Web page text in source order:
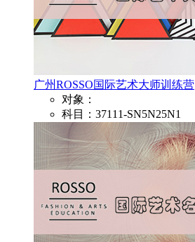
广州ROSSO国际艺术大师训练营
对象：
科目：37111-SN5N25N1